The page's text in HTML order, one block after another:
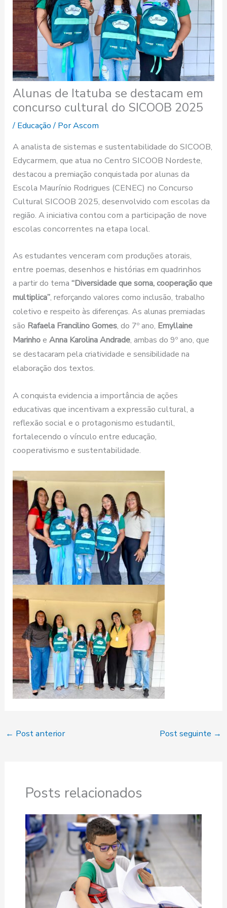
Alunas de Itatuba se destacam em
concurso cultural do SICOOB 2025
/ Educação/ PorAscom
A analista de sistemas e sustentabilidade do SICOOB,
Edycarmem, que atua no Centro SICOOB Nordeste,
destacou a premiação conquistada por alunas da
Escola Maurínio Rodrigues (CENEC) no Concurso
Cultural SICOOB 2025, desenvolvido com escolas da
região. A iniciativa contou com a participação de nove
escolas concorrentes na etapa local.
As estudantes venceram com produções atorais,
entre poemas, desenhos e histórias em quadrinhos
a partir do tema“Diversidade que soma, cooperação que
multiplica”, reforçando valores como inclusão, trabalho
coletivo e respeito às diferenças. As alunas premiadas
são Rafaela Francilino Gomes, do 7º ano, Emyllaine
MarinhoeAnna Karolina Andrade, ambas do 9º ano, que
se destacaram pela criatividade e sensibilidade na
elaboração dos textos.
A conquista evidencia a importância de ações
educativas que incentivam a expressão cultural, a
reflexão social e o protagonismo estudantil,
fortalecendo o vínculo entre educação,
cooperativismo e sustentabilidade.
← Post anterior Post seguinte →
Posts relacionados